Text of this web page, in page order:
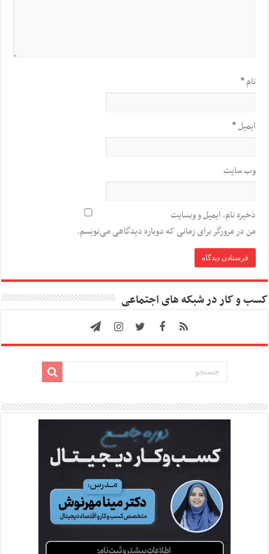
نام*
ایمیل*
وب‌ سایت
ذخیره نام، ایمیل و وبسایت
من در مرورگر برای زمانی که دوباره دیدگاهی می‌نویسم.
کسب و کار در شبکه های اجتماعی